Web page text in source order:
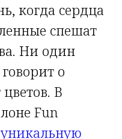
когда сердца
спешат
Ни один
о
В
Fun
уникальную